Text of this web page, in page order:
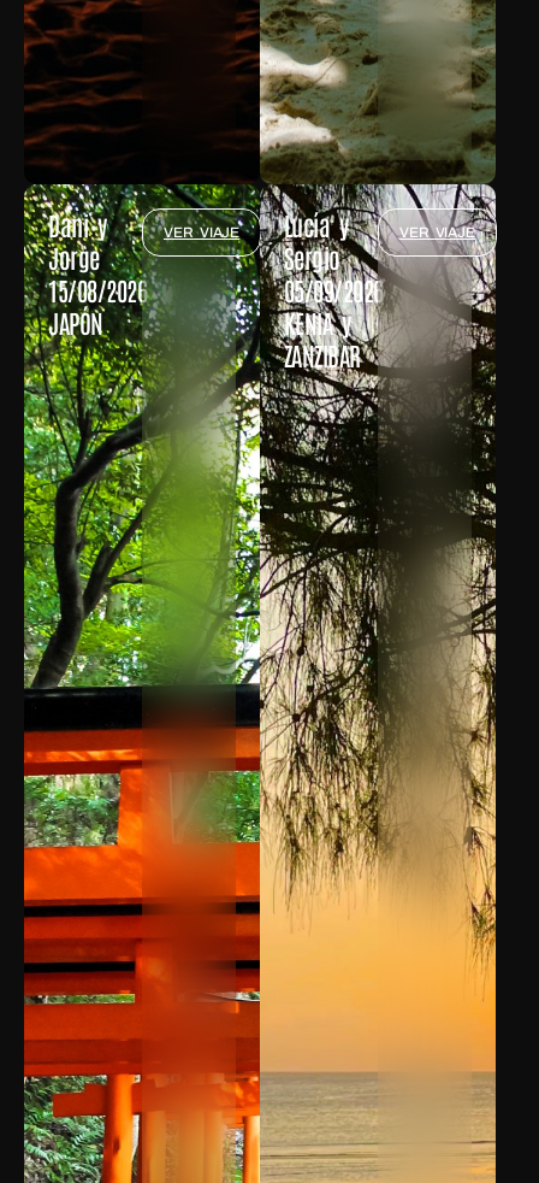
Dani y
Jorge
15/08/2026
JAPÓN
VER VIAJE
Lucía y
Sergio
05/09/2026
KENIA y
ZANZIBAR
VER VIAJE